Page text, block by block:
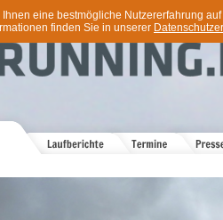
eine bestmögliche Nutzererfahrung
finden Sie in unserer